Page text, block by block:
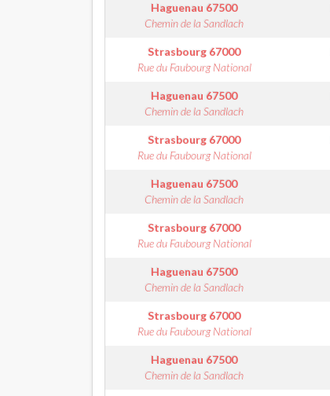
Haguenau 67500
Chemin de la Sandlach
Strasbourg 67000
Rue du Faubourg National
Haguenau 67500
Chemin de la Sandlach
Strasbourg 67000
Rue du Faubourg National
Haguenau 67500
Chemin de la Sandlach
Strasbourg 67000
Rue du Faubourg National
Haguenau 67500
Chemin de la Sandlach
Strasbourg 67000
Rue du Faubourg National
Haguenau 67500
Chemin de la Sandlach